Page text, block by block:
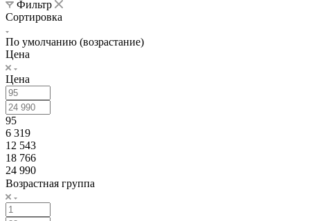
Фильтр
Сортировка
По умолчанию (возрастание)
Цена
Цена
95
6 319
12 543
18 766
24 990
Возрастная группа